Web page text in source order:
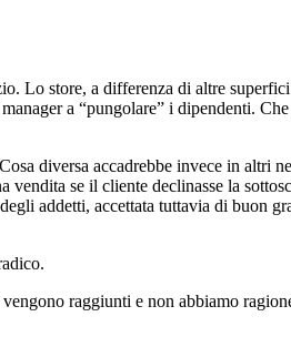
Lo store, a differenza di altre
a “pungolare” i dipendenti.
diversa accadrebbe invece in altri
se il cliente declinasse la
addetti, accettata tuttavia di buon
raggiunti e non abbiamo